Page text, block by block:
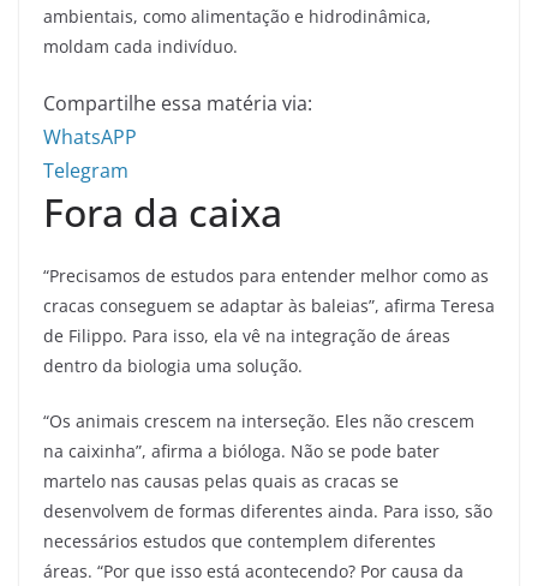
ambientais, como alimentação e hidrodinâmica,
moldam cada indivíduo.
Compartilhe essa matéria via:
WhatsAPP
Telegram
Fora da caixa
“Precisamos de estudos para entender melhor como as
cracas conseguem se adaptar às baleias”, afirma Teresa
de Filippo. Para isso, ela vê na integração de áreas
dentro da biologia uma solução.
“Os animais crescem na interseção. Eles não crescem
na caixinha”, afirma a bióloga. Não se pode bater
martelo nas causas pelas quais as cracas se
desenvolvem de formas diferentes ainda. Para isso, são
necessários estudos que contemplem diferentes
áreas. “Por que isso está acontecendo? Por causa da